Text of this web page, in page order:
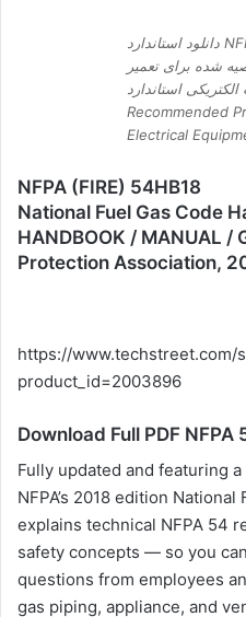
دانلود استاندارد NFPA 70B خرید
شده برای تعمیر
استاندارد
Recommended
Electrical
NFPA (FIRE) 54HB18
National Fuel Gas Code
HANDBOOK / MANUAL /
Protection Association,
https://www.techstreet.com/
product_id=2003896
Download Full PDF NFPA
Fully updated and featuring
NFPA’s 2018 edition
explains technical NFPA 54
safety concepts — so you
questions from employees
gas piping, appliance, and